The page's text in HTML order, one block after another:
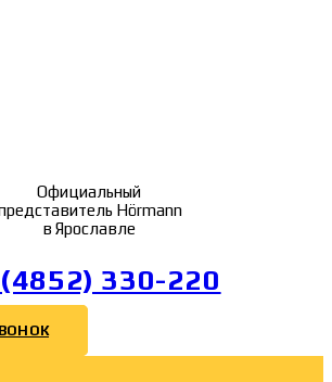
Официальный
Hörmann
в Ярославле
330-220